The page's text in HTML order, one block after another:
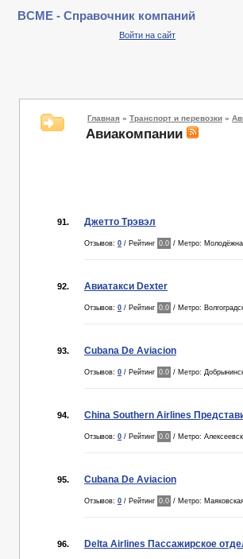
BCME - Справочник компаний
Войти на сайт
Главная » Транспорт и перевозки »
Авиакомпании
91. Джетто Трэвэл
Отзывов: 0 / Рейтинг 0.0 / Метро:
92. Авиатакси Dexter
Отзывов: 0 / Рейтинг 0.0 / Метро:
93. Cubana De Aviacion
Отзывов: 0 / Рейтинг 0.0 / Метро:
94. China Southern Airlines
Отзывов: 0 / Рейтинг 0.0 / Метро:
95. Cubana De Aviacion
Отзывов: 0 / Рейтинг 0.0 / Метро:
96. Delta Airlines Пассажирское